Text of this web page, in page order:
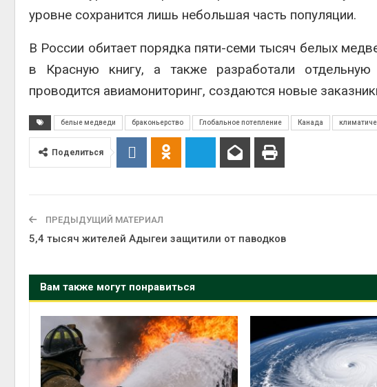
уровне сохранится лишь небольшая часть популяции.
В России обитает порядка пяти-семи тысяч белых
в Красную книгу, а также разработали отдельную
проводится авиамониторинг, создаются новые
белые медведи браконьерство Глобальное потепление Канада
Поделиться
ПРЕДЫДУЩИЙ МАТЕРИАЛ
5,4 тысяч жителей Адыгеи защитили от паводков
Вам также могут понравиться
Авг 6, 2026
В Ирбите начнут
рекордного дождевого
паводка
контейнерных
Авг 7, 2026